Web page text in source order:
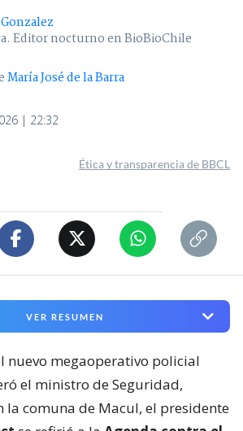
Editor nocturno en BioBioChile
María José de la Barra
| 22:32
Ética y transparencia de BBCL
VER RESUMEN
nuevo megaoperativo policial
el ministro de Seguridad,
la comuna de Macul, el presidente